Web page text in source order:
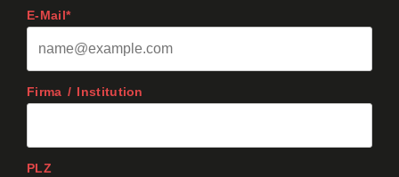
E-Mail*
Firma / Institution
PLZ